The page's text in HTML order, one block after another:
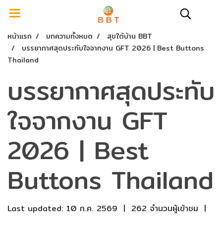
หน้าแรก บทความทั้งหมด
สุขใต้บ้าน BBT
บรรยากาศสุดประทับใจจากงาน GFT 2026 | Best Buttons
Thailand
บรรยากาศสุดประทับ
ใจจากงาน GFT
2026 | Best
Buttons Thailand
Last updated: 10 ก.ค. 2569 | 262 จำนวนผู้เข้าชม |